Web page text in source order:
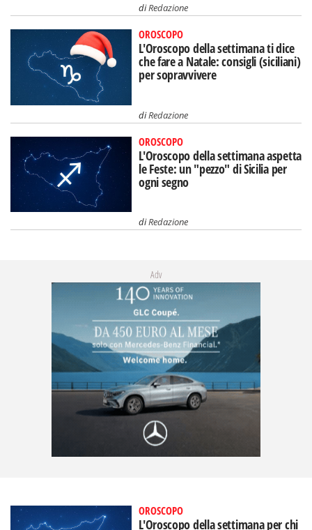
diRedazione
OROSCOPO
L'Oroscopo della settimana ti dice
che fare a Natale: consigli (siciliani)
per sopravvivere
diRedazione
OROSCOPO
L'Oroscopo della settimana aspetta
le Feste: un "pezzo" di Sicilia per
ogni segno
diRedazione
Adv
OROSCOPO
L'Oroscopo della settimana per chi